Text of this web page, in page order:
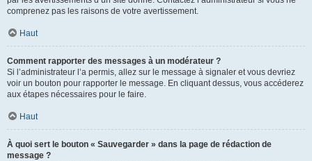
comprenez pas les raisons de votre avertissement.
Haut
Comment rapporter des messages à un modérateur ?
Si l’administrateur l’a permis, allez sur le message à signaler et vous devriez
voir un bouton pour rapporter le message. En cliquant dessus, vous accéderez
aux étapes nécessaires pour le faire.
Haut
À quoi sert le bouton « Sauvegarder » dans la page de rédaction de
message ?